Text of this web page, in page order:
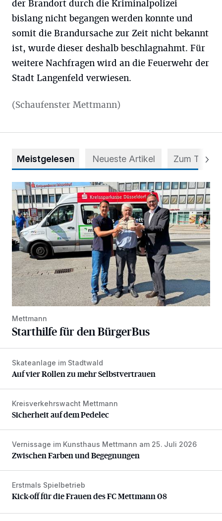
der Brandort durch die Kriminalpolizei
bislang nicht begangen werden konnte und
somit die Brandursache zur Zeit nicht bekannt
ist, wurde dieser deshalb beschlagnahmt. Für
weitere Nachfragen wird an die Feuerwehr der
Stadt Langenfeld verwiesen.
(Schaufenster Mettmann)
Meistgelesen Neueste Artikel Zum Thema
Starthilfe für den BürgerBus
Mettmann
Starthilfe für den BürgerBus
Auf vier Rollen zu mehr Selbstvertrauen
Skateanlage im Stadtwald
Auf vier Rollen zu mehr Selbstvertrauen
Sicherheit auf dem Pedelec
Kreisverkehrswacht Mettmann
Sicherheit auf dem Pedelec
Zwischen Farben und Begegnungen
Vernissage im Kunsthaus Mettmann am 25. Juli 2026
Zwischen Farben und Begegnungen
Kick-off für die Frauen des FC Mettmann 08
Erstmals Spielbetrieb
Kick-off für die Frauen des FC Mettmann 08